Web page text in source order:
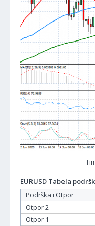
EURUSD Tabela
Podrška i Otpor
Otpor 2
Otpor 1